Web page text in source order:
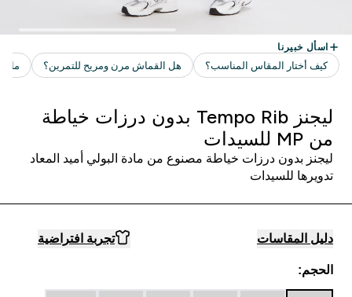
ليجنز Tempo Rib بدون درزات خياطة
من MP للسيدات
ليجنز بدون درزات خياطة مصنوع من مادة البولي أميد المعاد
تدويرها للسيدات
دليل المقاسات تجربة افتراضية
الحجم: